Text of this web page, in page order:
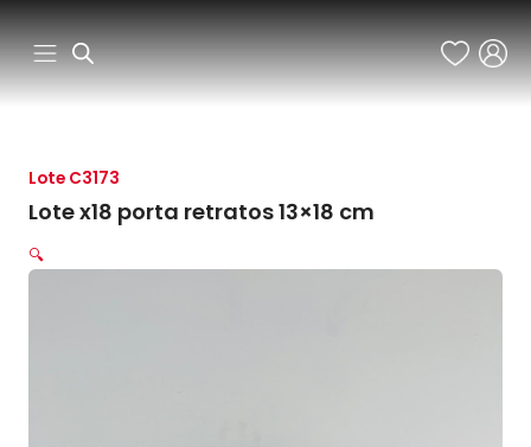
Ir
al
contenido
Lote C3173
Lote x18 porta retratos 13×18 cm
🔍